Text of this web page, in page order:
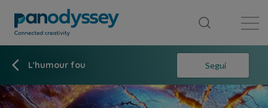
L'humour fou Segui